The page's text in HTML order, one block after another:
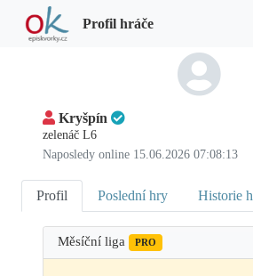
Profil hráče
Kryšpín
zelenáč L6
Naposledy online 15.06.2026 07:08:13
Profil Poslední hry Historie
Měsíční liga PRO